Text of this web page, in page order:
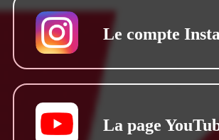
Le compte
La page